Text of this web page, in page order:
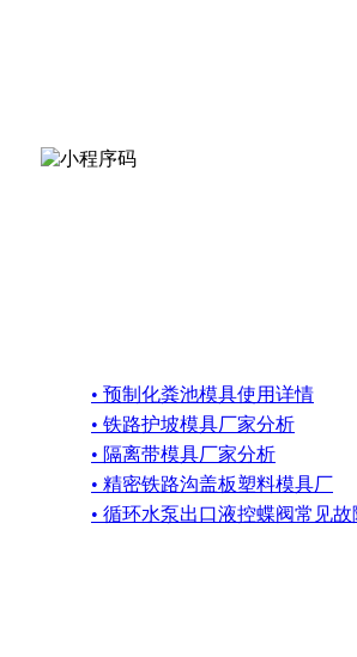
• 预制化粪池模具使用详情
• 铁路护坡模具厂家分析
• 隔离带模具厂家分析
• 精密铁路沟盖板塑料模具厂
• 循环水泵出口液控蝶阀常见